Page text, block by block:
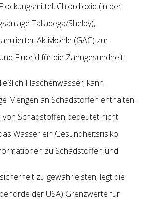
Chlordioxid (in der
Talladega/Shelby),
Aktivkohle (GAC) zur
Fluorid für die Zahngesundheit.
Flaschenwasser, kann
Mengen an Schadstoffen enthalten.
von Schadstoffen bedeutet nicht
Wasser ein Gesundheitsrisiko
zu Schadstoffen und
zu gewährleisten, legt die
der USA) Grenzwerte für